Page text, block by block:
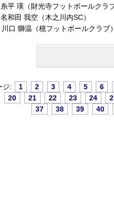
平 瑛（財光寺フットボールクラブ
和田 我空（木之川内SC）
口 獅温（檍フットボールクラブ）
ジ: 1 2 3 4 5 6
20 21 22 23 24
37
38 39 40